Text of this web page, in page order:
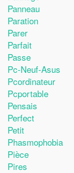
Panneau
Paration
Parer
Parfait
Passe
Pc-Neuf-Asus
Pcordinateur
Pcportable
Pensais
Perfect
Petit
Phasmophobia
Pièce
Pires